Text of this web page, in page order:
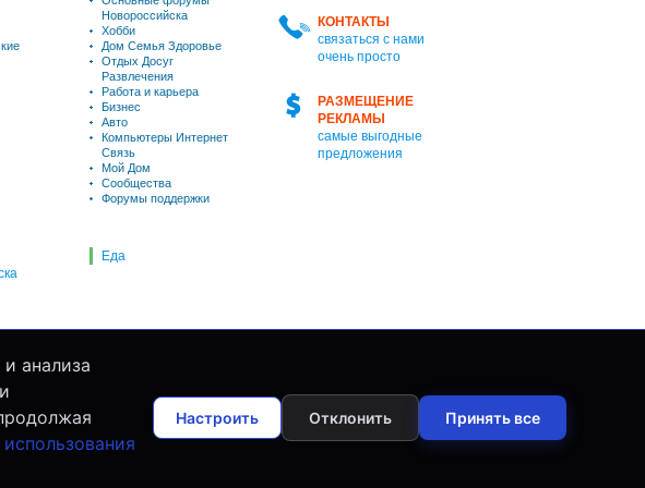
КОНТАКТЫ
связаться с нами
очень просто
РАЗМЕЩЕНИЕ
РЕКЛАМЫ
самые выгодные
предложения
Новороссийска
Хобби
Дом Семья Здоровье
Отдых Досуг
Развлечения
Работа и карьера
Бизнес
Авто
Компьютеры Интернет
Связь
Мой Дом
Сообщества
Форумы поддержки
Еда
анализа
Настроить Отклонить Принять все